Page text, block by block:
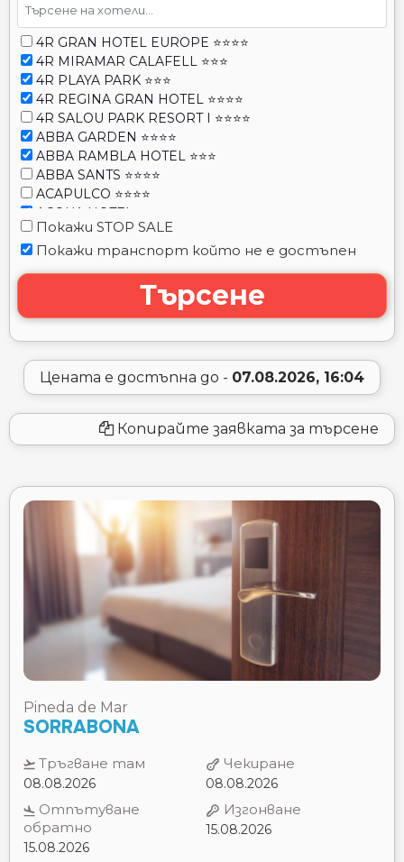
4R GRAN HOTEL EUROPE ⭐⭐⭐⭐
4R MIRAMAR CALAFELL ⭐⭐⭐
4R PLAYA PARK ⭐⭐⭐
4R REGINA GRAN HOTEL ⭐⭐⭐⭐
4R SALOU PARK RESORT I ⭐⭐⭐⭐
ABBA GARDEN ⭐⭐⭐⭐
ABBA RAMBLA HOTEL ⭐⭐⭐
ABBA SANTS ⭐⭐⭐⭐
ACAPULCO ⭐⭐⭐⭐
ACTA VORAPORT ⭐⭐⭐
ALANNIA SALOU ⭐⭐⭐⭐
ALBA SELEQTTA ⭐⭐⭐⭐
ALEGRIA CAPRICI VERD ⭐⭐⭐⭐
ALEGRIA ESPANYA ⭐⭐⭐
ALEGRIA FENALS MAR ⭐⭐⭐
ALEGRIA MARINER - ADULTS RECOMMENDED ⭐⭐⭐⭐
ALEGRIA MARIPINS ⭐⭐⭐⭐
ALEGRIA MAR MEDITERRANIA ⭐⭐⭐⭐
APARTAMENTS LLORET SUN APARTMENT
APARTHOTEL ATENEA CALABRIA ⭐⭐⭐
AQUA BERTRAN PARK (ADULTS RECOMMENDED)
AQUA HOTEL AQUAMARINA ⭐⭐⭐⭐
AQUA HOTEL ATZAVARA ⭐⭐⭐⭐⭐
AQUA HOTEL BERTRAN ⭐⭐⭐⭐
AQUA HOTEL ONABRAVA ⭐⭐⭐⭐
AQUA HOTEL PROMENADE ⭐⭐⭐⭐
AQUA SILHOUETTE & SPA ⭐⭐⭐⭐
ARANEA ⭐⭐⭐
AUGUSTA CLUB (ADULTS ONLY) ⭐⭐⭐⭐
Покажи STOP SALE
Покажи транспорт който не е достъпен
Търсене
Цената е достъпна до - 07.08.2026, 16:04
Копирайте заявката за търсене
Pineda de Mar
SORRABONA
Тръгване там
08.08.2026
Чекиране
08.08.2026
Отпътуване
обратно
15.08.2026
Изгонване
15.08.2026